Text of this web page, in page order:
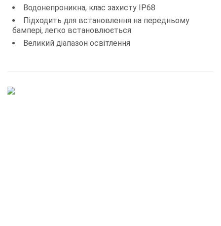
Водонепроникна, клас захисту IP68
Підходить для встановлення на передньому
бампері, легко встановлюється
Великий діапазон освітлення